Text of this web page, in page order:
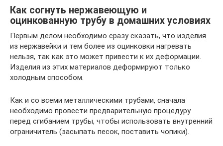
Как согнуть нержавеющую и
оцинкованную трубу в домашних условиях
Первым делом необходимо сразу сказать, что изделия
из нержавейки и тем более из оцинковки нагревать
нельзя, так как это может привести к их деформации.
Изделия из этих материалов деформируют только
холодным способом.
Как и со всеми металлическими трубами, сначала
необходимо провести предварительную процедуру
перед сгибанием трубы, чтобы использовать внутренний
ограничитель (засыпать песок, поставить чопики).